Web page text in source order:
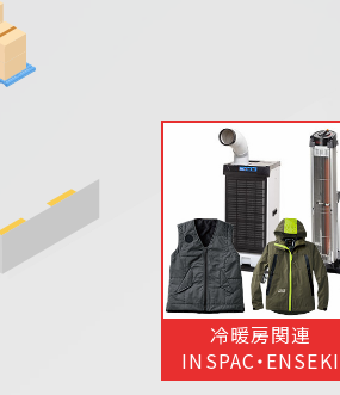
冷暖房関連
INSPAC・ENSEKI